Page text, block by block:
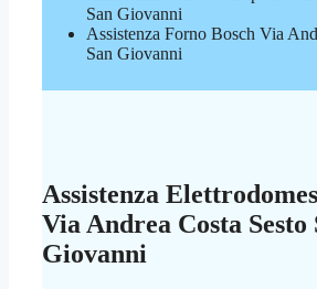
San Giovanni
Assistenza Forno Bosch Via
San Giovanni
Assistenza
Via Andrea Costa Sesto
Giovanni